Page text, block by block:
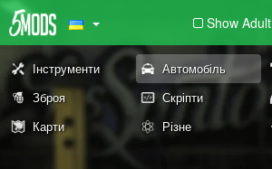
Show Adult
Інструменти Автомобіль
Зброя
Скріпти
Карти
Різне